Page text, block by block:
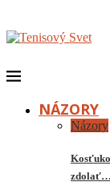
NÁZORY
Názory
zdolať…